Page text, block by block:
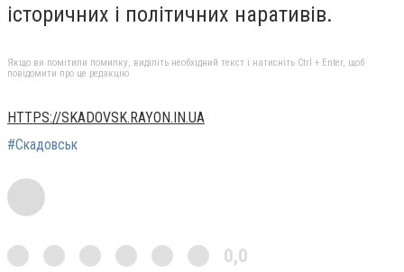
історичних і політичних наративів.
Якщо ви помітили помилку, виділіть необхідний текст і натисніть Ctrl + Enter, щоб
повідомити про це редакцію
HTTPS://SKADOVSK.RAYON.IN.UA
#Скадовськ
0,0